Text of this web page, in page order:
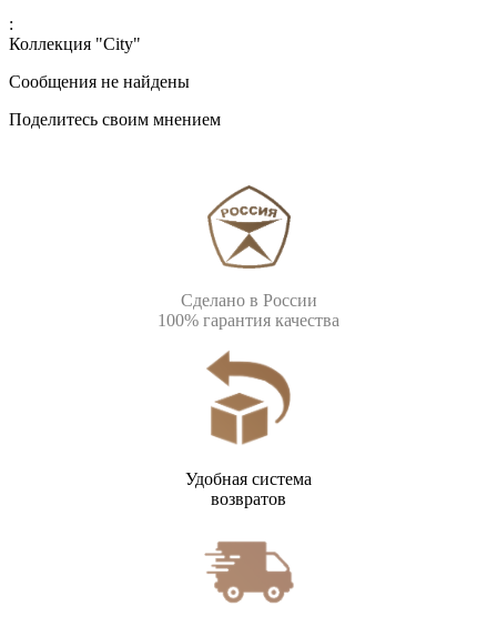
:
Коллекция "City"
Сообщения не найдены
Поделитесь своим мнением
Сделано в России
100% гарантия качества
Удобная система
возвратов